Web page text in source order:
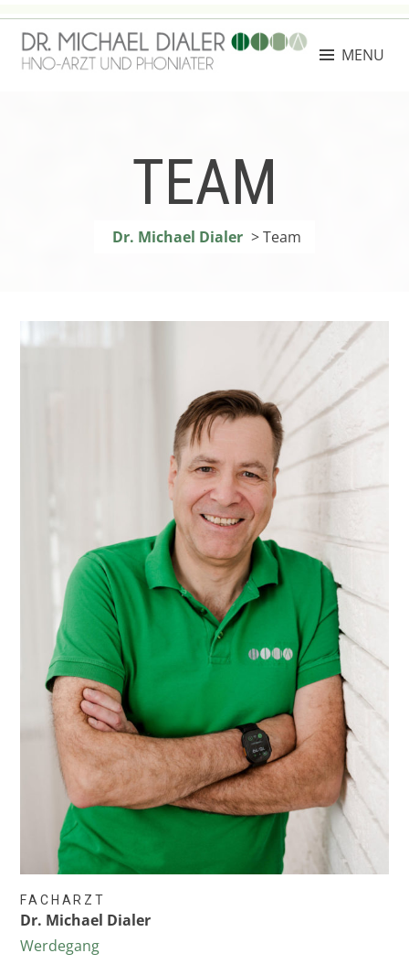
MENU
TEAM
Dr. Michael Dialer >Team
FACHARZT
Dr. Michael Dialer
Werdegang